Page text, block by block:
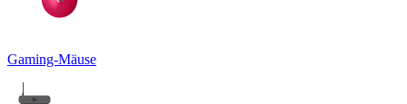
Gaming-Mäuse